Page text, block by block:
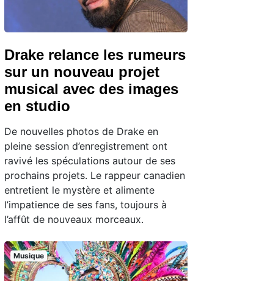
Drake relance les rumeurs
sur un nouveau projet
musical avec des images
en studio
De nouvelles photos de Drake en
pleine session d’enregistrement ont
ravivé les spéculations autour de ses
prochains projets. Le rappeur canadien
entretient le mystère et alimente
l’impatience de ses fans, toujours à
l’affût de nouveaux morceaux.
Musique